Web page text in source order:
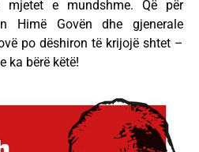
e mundshme. Që për
Himë Govën dhe gjenerale
po dëshiron të krijojë shtet –
ka bërë këtë!